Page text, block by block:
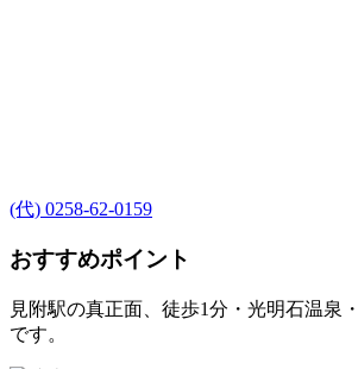
(代) 0258-62-0159
おすすめポイント
見附駅の真正面、徒歩1分・光明石温泉
です。